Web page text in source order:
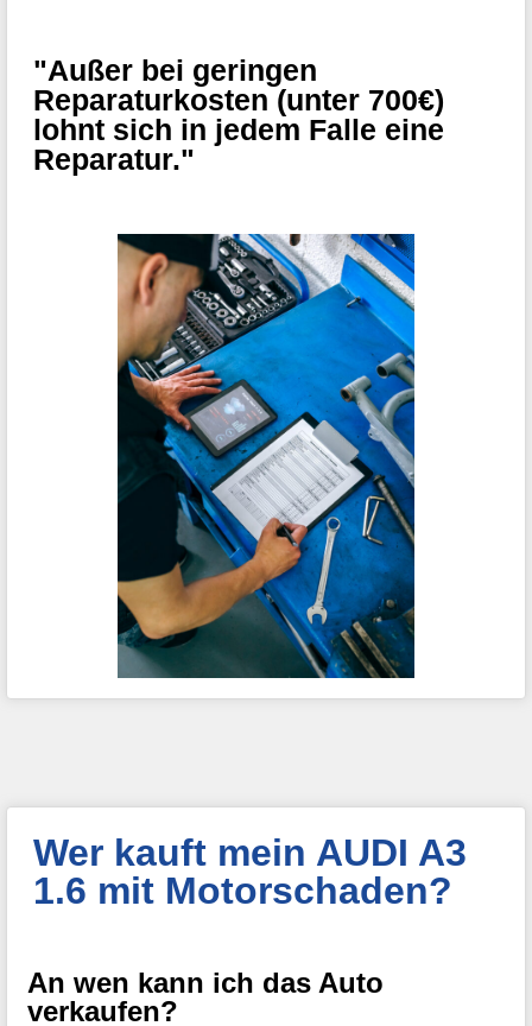
"Außer bei geringen
Reparaturkosten (unter 700€)
lohnt sich in jedem Falle eine
Reparatur."
Wer kauft mein AUDI A3
1.6 mit Motorschaden?
An wen kann ich das Auto
verkaufen?